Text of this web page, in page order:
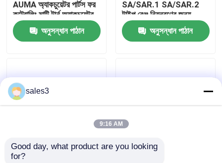
News
ALLEN BRADLEY পিএলসি পণ্য
PEPPERL FUCHS বিচ্ছিন্ন বাধা
AUMA অ্যাকচুয়েটর পার্টস ফর
কন্ট্রোলিং মাল্টি টার্ন অ্যাকচুয়েটর
অনুসন্ধান পাঠান
SA/SAR.1 SA/SAR.2
টাইপ রেঞ্জ নিয়ন্ত্রণের জন্য
actuator নিয়ন্ত্রণ
অনুসন্ধান পাঠান
এসএ 07.2 ∙ এসএ 07.6/
sales3
9:16 AM
Good day, what product are you looking
for?